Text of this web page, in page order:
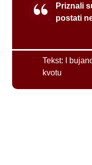
Priznali
postati
Tekst:
I
kvotu